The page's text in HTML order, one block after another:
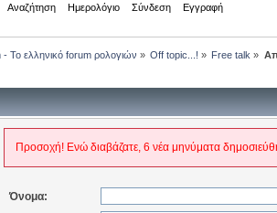
Αναζήτηση Ημερολόγιο Σύνδεση Εγγραφή
Το ελληνικό forum ρολογιών » Off topic...! » Free talk »
Προσοχή! Ενώ διαβάζατε, 6 νέα μηνύματα
Όνομα: